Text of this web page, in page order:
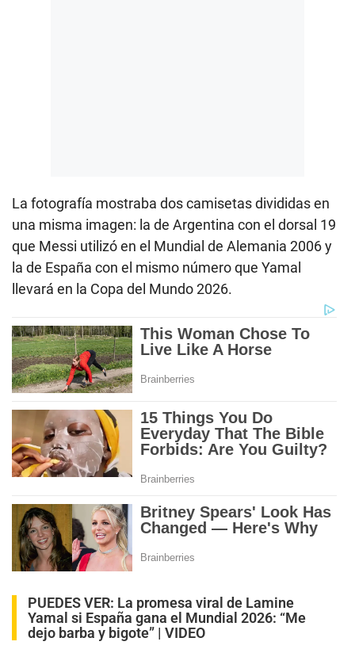
La fotografía mostraba dos camisetas divididas en
una misma imagen: la de Argentina con el dorsal 19
que Messi utilizó en el Mundial de Alemania 2006 y
la de España con el mismo número que Yamal
llevará en la Copa del Mundo 2026.
PUEDES VER: La promesa viral de Lamine
Yamal si España gana el Mundial 2026: “Me
dejo barba y bigote” | VIDEO